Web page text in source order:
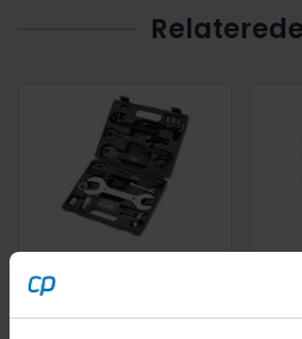
Cykelværktøj Sæt med